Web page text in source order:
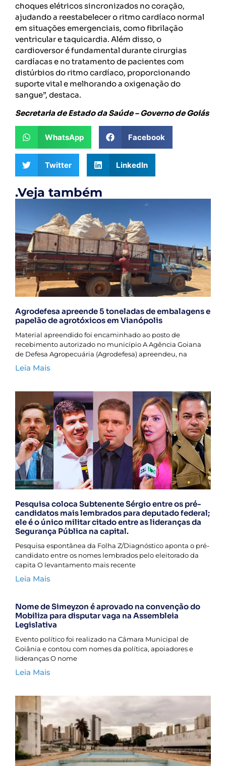
choques elétricos sincronizados no coração,
ajudando a reestabelecer o ritmo cardíaco normal
em situações emergenciais, como fibrilação
ventricular e taquicardia. Além disso, o
cardioversor é fundamental durante cirurgias
cardíacas e no tratamento de pacientes com
distúrbios do ritmo cardíaco, proporcionando
suporte vital e melhorando a oxigenação do
sangue”, destaca.
Secretaria de Estado da Saúde – Governo de Goiás
WhatsApp Facebook
Twitter LinkedIn
.Veja também
Agrodefesa apreende 5 toneladas de embalagens e
papelão de agrotóxicos em Vianópolis
Material apreendido foi encaminhado ao posto de
recebimento autorizado no município A Agência Goiana
de Defesa Agropecuária (Agrodefesa) apreendeu, na
Leia Mais
Pesquisa coloca Subtenente Sérgio entre os pré-
candidatos mais lembrados para deputado federal;
ele é o único militar citado entre as lideranças da
Segurança Pública na capital.
Pesquisa espontânea da Folha Z/Diagnóstico aponta o pré-
candidato entre os nomes lembrados pelo eleitorado da
capita O levantamento mais recente
Leia Mais
Nome de Simeyzon é aprovado na convenção do
Mobiliza para disputar vaga na Assembleia
Legislativa
Evento político foi realizado na Câmara Municipal de
Goiânia e contou com nomes da política, apoiadores e
lideranças O nome
Leia Mais